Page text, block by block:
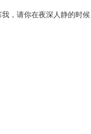
，请你在夜深人静的时